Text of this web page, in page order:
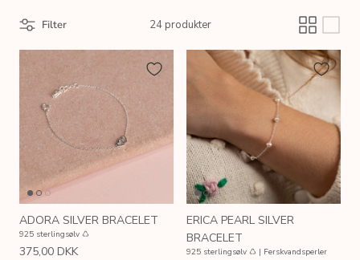
Filter 24 produkter
ADORA SILVER BRACELET
925 sterlingsølv ♺
375,00 DKK
ERICA PEARL SILVER
BRACELET
925 sterlingsølv ♺ | Ferskvandsperler